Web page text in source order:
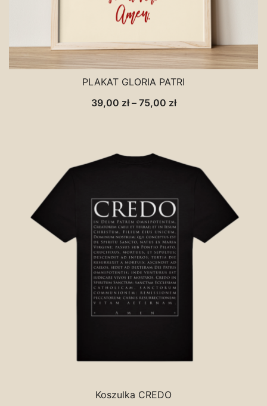
PLAKAT GLORIA PATRI
39,00 zł – 75,00 złZakres
do
75,00 zł
Koszulka CREDO